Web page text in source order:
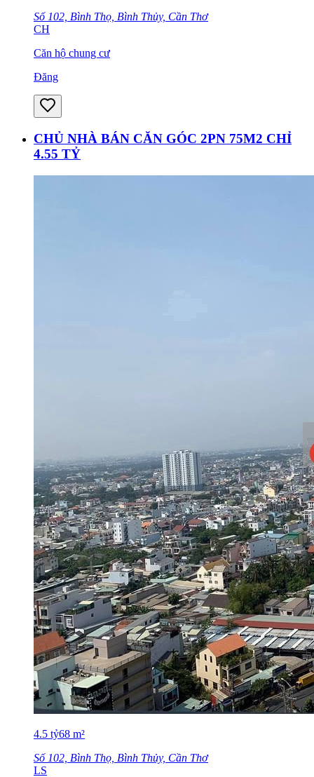
Số 102, Bình Thọ, Bình Thủy, Cần Thơ
CH
Căn hộ chung cư
Đăng
CHỦ NHÀ BÁN CĂN GÓC 2PN 75M2 CHỈ
4.55 TỶ
4.5 tỷ68 m²
Số 102, Bình Thọ, Bình Thủy, Cần Thơ
LS